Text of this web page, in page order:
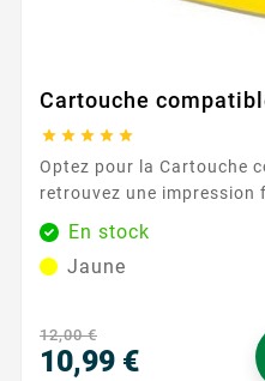
Cartouche
    
Optez pour la Cartouche compatible HP 11 jaune et
retrouvez une impression
pour s’intégrer
utilisant la série HP 11 (C4836/37/38) , cette
cartouche offre une
marketing. Le rendu est
lumineux et constants,...
En stock
Jaune
12,00 €
10,99 €